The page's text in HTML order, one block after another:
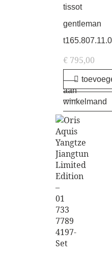
tissot
gentleman
€795,00
aan
winkelmand